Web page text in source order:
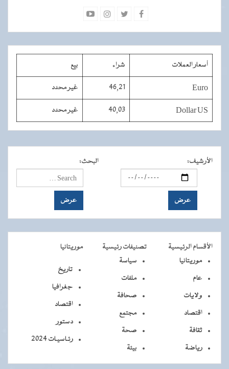
أسعار العملات شراء بيع
Euro
46,21 غير محدد
Dollar US
40,03 غير محدد
الأرشيف: البحث:
الأقسام الرئيسية تصنيفات رئيسية
موريتانيا
موريتانيا
عام
ولايات
اقتصاد
ثقافة
رياضة
سياسة
ملفات
صحافة
مجتمع
صحة
بيئة
تاريخ
جغرافيا
اقتصاد
دستور
رئـاسيـات 2024